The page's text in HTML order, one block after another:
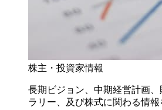
株主・投資家情報
長期ビジョン、中期経営計画
ラリー、及び株式に関わる情報